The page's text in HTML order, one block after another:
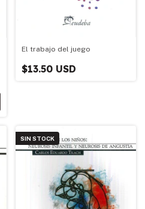
El trabajo del juego
$13.50 USD
SIN STOCK